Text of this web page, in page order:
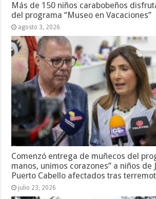
Más de 150 niños carabobeños
del programa “Museo en Vacaciones”
agosto 3, 2026
Comenzó entrega de muñecos del
manos, unimos corazones” a niños de
Puerto Cabello afectados tras
julio 23, 2026